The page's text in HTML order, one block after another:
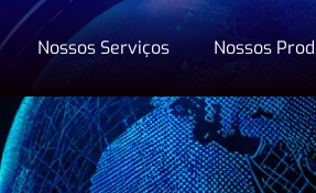
Nossos Serviços Nossos